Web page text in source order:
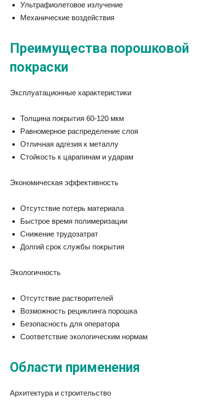
Ультрафиолетовое излучение
Механические воздействия
Преимущества порошковой
покраски
Эксплуатационные характеристики
Толщина покрытия 60-120 мкм
Равномерное распределение слоя
Отличная адгезия к металлу
Стойкость к царапинам и ударам
Экономическая эффективность
Отсутствие потерь материала
Быстрое время полимеризации
Снижение трудозатрат
Долгий срок службы покрытия
Экологичность
Отсутствие растворителей
Возможность рециклинга порошка
Безопасность для оператора
Соответствие экологическим нормам
Области применения
Архитектура и строительство